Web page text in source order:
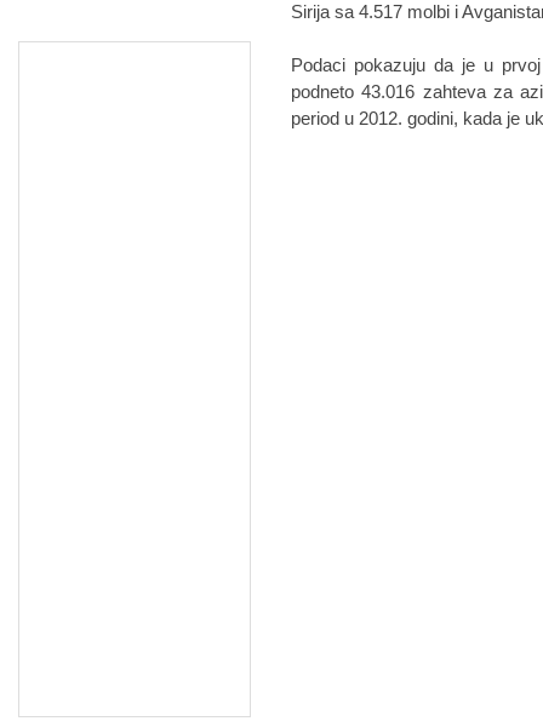
Sirija sa 4.517 molbi i
Podaci pokazuju da je u
podneto 43.016 zahteva za
period u 2012. godini, kada je